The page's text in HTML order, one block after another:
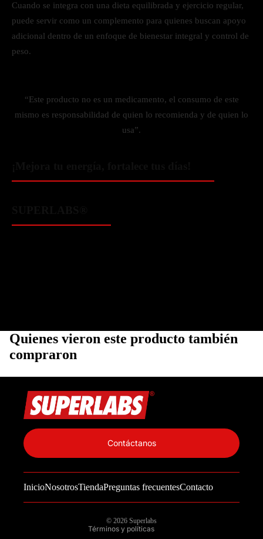
Cuando se integra con una dieta equilibrada y ejercicio regular,
puede servir como un complemento para quienes buscan apoyo
adicional dentro de un enfoque de bienestar integral y control de
peso.
“Este producto no es un medicamento, el consumo de este
mismo es responsabilidad de quien lo recomienda y de quien lo
usa”.
Quienes vieron este producto también
compraron
InicioNosotrosTiendaPreguntas frecuentesContacto
Contáctanos
© 2026 Superlabs
Términos y políticas
Información de contacto
Política de reembolso
Términos del servicio
Política de envío